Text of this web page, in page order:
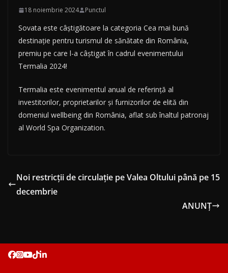
18 noiembrie 2024 Punctul
Sovata este câștigătoare la categoria Cea mai bună
destinație pentru turismul de sănătate din România,
premiu pe care l-a câștigat în cadrul evenimentului
Termalia 2024!
Termalia este evenimentul anual de referință al
investitorilor, proprietarilor și furnizorilor de elită din
domeniul wellbeing din România, aflat sub înaltul patronaj
al World Spa Organization.
Noi restricții de circulație pe Valea Oltului până pe 15
decembrie
ANUNŢ